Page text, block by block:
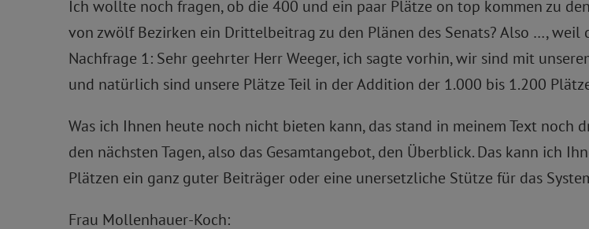
Ich wollte noch fragen, ob die 400 und ein paar Plätze on top kommen zu
von zwölf Bezirken ein Drittelbeitrag zu den Plänen des Senats? Also …, weil
Nachfrage 1: Sehr geehrter Herr Weeger, ich sagte vorhin, wir sind mit
und natürlich sind unsere Plätze Teil in der Addition der 1.000 bis 1.200
Was ich Ihnen heute noch nicht bieten kann, das stand in meinem Text
den nächsten Tagen, also das Gesamtangebot, den Überblick. Das kann ich
Plätzen ein ganz guter Beiträger oder eine unersetzliche Stütze für das
Frau Mollenhauer-Koch: